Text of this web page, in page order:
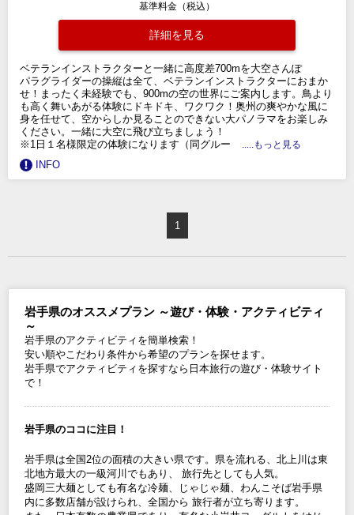
基準料金（税込）
詳細を見る
ベテランインストラクターと一緒に高度差700mを大空さんぽ
パラグライダーの操縦は全て、ベテランインストラクターにおまか
せ！まったく未経験でも、900mの空の世界にご案内します。鳥より
も高く舞いあがる体験にドキドキ、ワクワク！奥州の爽やかな風に
身を任せて、空からしか見ることのできない大パノラマをお楽しみ
ください。一緒に大空に飛び立ちましょう！
※1日１名様限定の体験になります（同グルー
.....もっと見る
INFO
1
岩手県のオススメプラン ～遊び・体験・アクティビティ
～
岩手県のアクティビティを簡単検索！
安い順やこだわり条件から希望のプランを探せます。
岩手県でアクティビティを探すなら日本旅行の遊び・体験サイト
で！
岩手県のココに注目！
岩手県は全国2位の面積の大きい県です。県を流れる、北上川は東
北地方最大の一級河川でもあり、 旅行先としても人気。
盛岡三大麺としても有名な冷麺、じゃじゃ麺、わんこそば岩手県
内に多数店舗が設けられ、全国から 旅行者が立ち寄ります。